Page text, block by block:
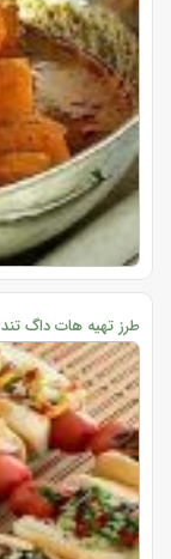
طرز تهیه هات داگ تند